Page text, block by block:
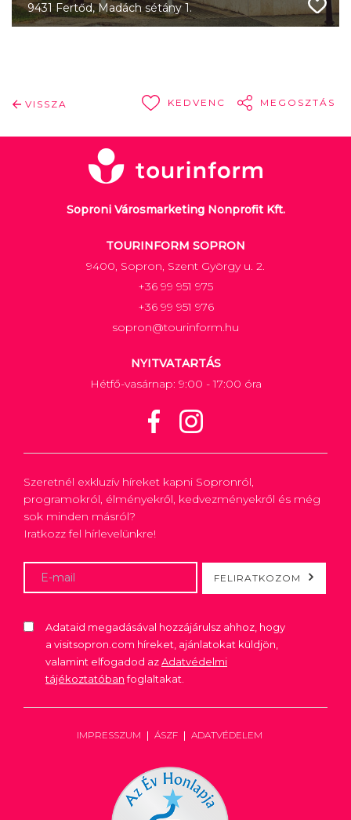
9431 Fertőd, Madách sétány 1.
VISSZA KEDVENC MEGOSZTÁS
Soproni Városmarketing Nonprofit Kft.
TOURINFORM SOPRON
9400, Sopron, Szent György u. 2.
+36 99 951 975
+36 99 951 976
sopron@tourinform.hu
NYITVATARTÁS
Hétfő-vasárnap: 9:00 - 17:00 óra
Szeretnél exkluzív híreket kapni Sopronról,
programokról, élményekről, kedvezményekről és még
sok minden másról?
Iratkozz fel hírlevelünkre!
FELIRATKOZOM
Adataid megadásával hozzájárulsz ahhoz, hogy
a visitsopron.com híreket, ajánlatokat küldjön,
valamint elfogadod azAdatvédelmi
tájékoztatóbanfoglaltakat.
IMPRESSZUM ÁSZF ADATVÉDELEM